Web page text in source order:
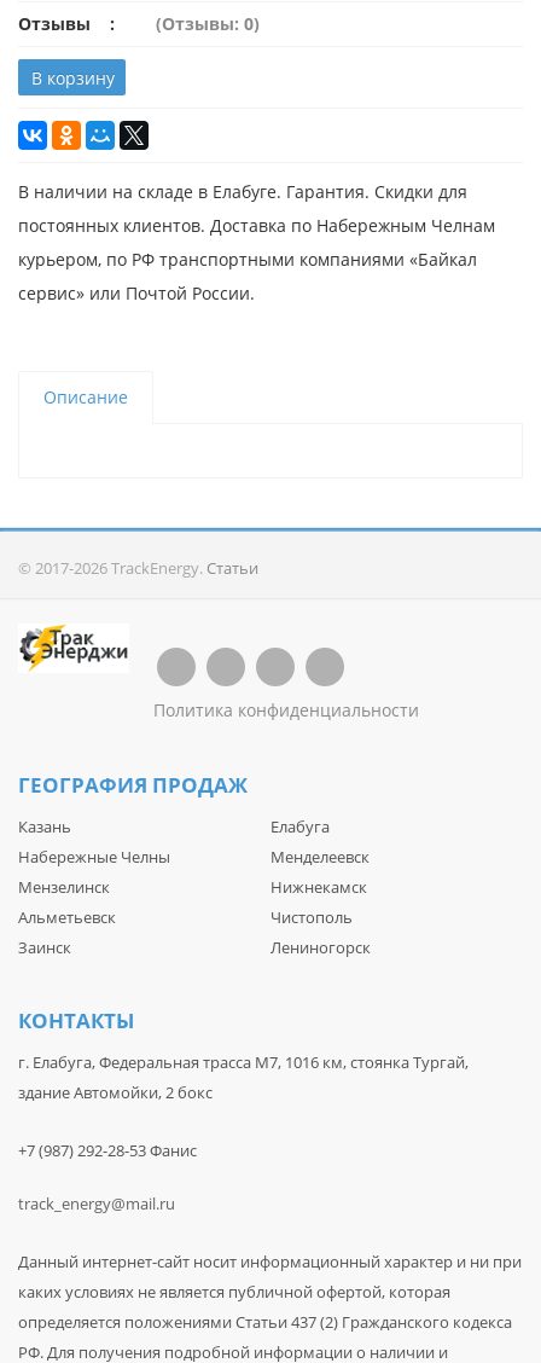
Отзывы (Отзывы: 0)
В корзину
В наличии на складе в Елабуге. Гарантия. Скидки для
постоянных клиентов. Доставка по Набережным Челнам
курьером, по РФ транспортными компаниями «Байкал
сервис» или Почтой России.
Описание
© 2017-2026 TrackEnergy. Статьи
Политика конфиденциальности
ГЕОГРАФИЯ ПРОДАЖ
Казань
Набережные Челны
Мензелинск
Альметьевск
Заинск
Елабуга
Менделеевск
Нижнекамск
Чистополь
Лениногорск
КОНТАКТЫ
г. Елабуга, Федеральная трасса М7, 1016 км, стоянка Тургай,
здание Автомойки, 2 бокс
+7 (987) 292-28-53 Фанис
track_energy@mail.ru
Данный интернет-сайт носит информационный характер и ни при
каких условиях не является публичной офертой, которая
определяется положениями Статьи 437 (2) Гражданского кодекса
РФ. Для получения подробной информации о наличии и